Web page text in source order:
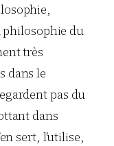
philosophie du
très
dans le
pas du
dans
sert, l’utilise,